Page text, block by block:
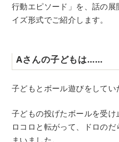
行動エピソード」を、話の
イズ形式でご紹介します。
Aさんの子どもは……
子どもとボール遊びをしてい
子どもの投げたボールを受
ロコロと転がって、ドロの